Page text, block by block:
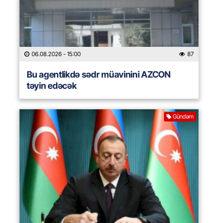
06.08.2026 - 15:00 87
Bu agentlikdə sədr müavinini AZCON
təyin edəcək
Gündəm